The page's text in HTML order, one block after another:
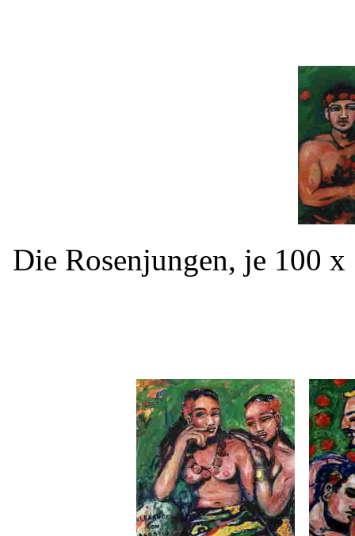
Die Rosenjungen, je 100